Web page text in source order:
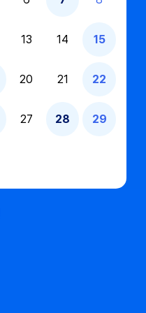
13 14 15
20 21 22
27 28 29